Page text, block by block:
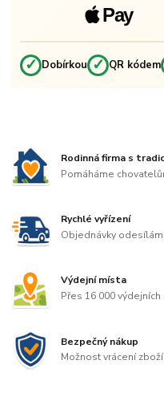
Pay
✓ Dobírkou ✓ QR kódem
Rodinná firma s
Pomáháme
Rychlé vyřízení
Objednávky
Výdejní místa
Přes 16 000
Bezpečný nákup
Možnost vrácení